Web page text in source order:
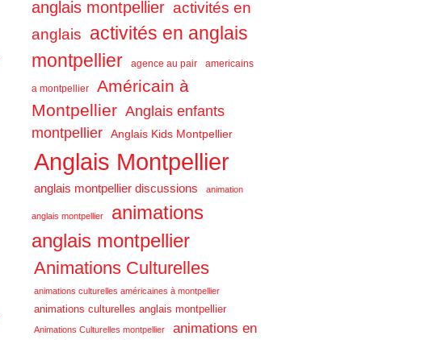
anglais montpellier activités en
anglais activités en anglais
montpellier
agence au pair americains
a montpellier
Américain à
Montpellier Anglais enfants
montpellier
Anglais Kids Montpellier
Anglais Montpellier
anglais montpellier discussions animation
anglais montpellier
animations
anglais montpellier
Animations Culturelles
animations culturelles américaines à montpellier
animations culturelles anglais montpellier
Animations Culturelles montpellier
animations en